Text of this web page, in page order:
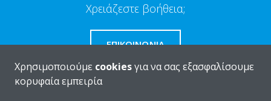
Χρειάζεστε βοήθεια;
ΕΠΙΚΟΙΝΩΝΊΑ
Χρησιμοποιούμε cookiesγια να σας εξασφαλίσουμε
κορυφαία εμπειρία